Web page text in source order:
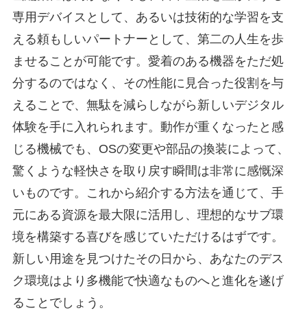
専用デバイスとして、あるいは技術的な学習を支
える頼もしいパートナーとして、第二の人生を歩
ませることが可能です。愛着のある機器をただ処
分するのではなく、その性能に見合った役割を与
えることで、無駄を減らしながら新しいデジタル
体験を手に入れられます。動作が重くなったと感
じる機械でも、OSの変更や部品の換装によって、
驚くような軽快さを取り戻す瞬間は非常に感慨深
いものです。これから紹介する方法を通じて、手
元にある資源を最大限に活用し、理想的なサブ環
境を構築する喜びを感じていただけるはずです。
新しい用途を見つけたその日から、あなたのデス
ク環境はより多機能で快適なものへと進化を遂げ
ることでしょう。